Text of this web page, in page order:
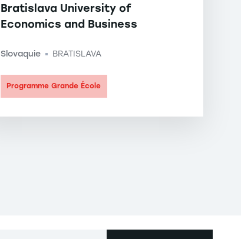
Bratislava University of
Economics and Business
Slovaquie -BRATISLAVA
Programme Grande École